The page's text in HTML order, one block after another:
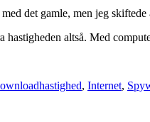
det gamle, men jeg
altså. Med
, Internet,